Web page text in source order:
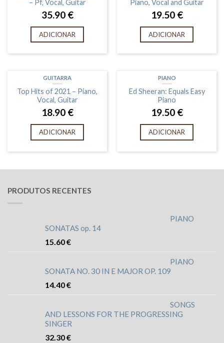
– Pf, Vocal, Guitar
35.90 €
ADICIONAR
Piano, Vocal and Guitar
19.50 €
ADICIONAR
GUITARRA
Top Hits of 2021 – Piano,
Vocal, Guitar
18.90 €
ADICIONAR
PIANO
Ed Sheeran: Equals Easy
Piano
19.50 €
ADICIONAR
PRODUTOS RECENTES
PIANO
SONATAS op. 14
15.60€
PIANO
SONATA NO. 30 IN E MAJOR OP. 109
14.40€
SONGS
AND LESSONS FOR THE PROGRESSING
SINGER
32.30€